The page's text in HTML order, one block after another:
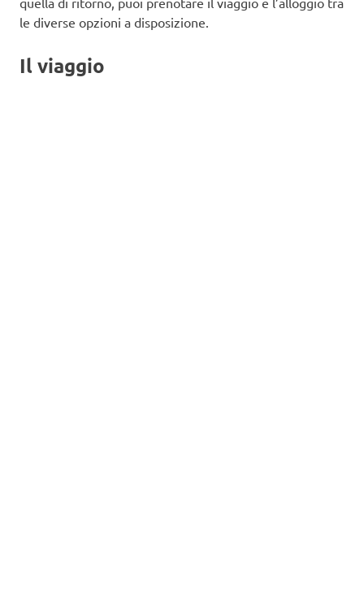
le diverse opzioni a disposizione.
Il viaggio